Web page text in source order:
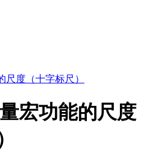
宏功能的尺度